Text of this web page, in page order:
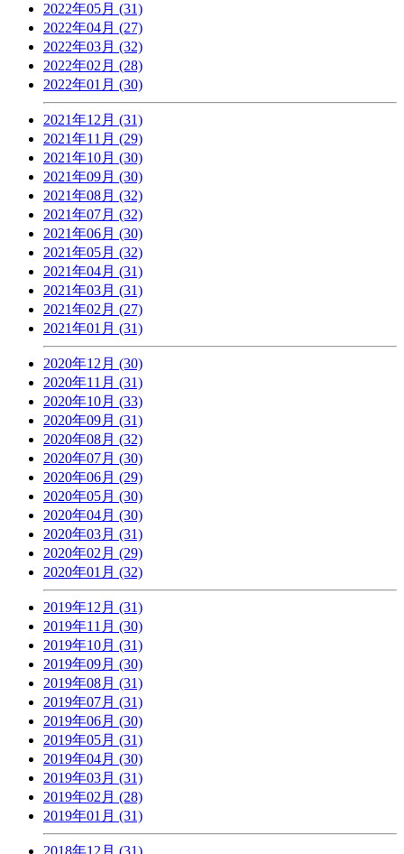
2022年05月 (31)
2022年04月 (27)
2022年03月 (32)
2022年02月 (28)
2022年01月 (30)
2021年12月 (31)
2021年11月 (29)
2021年10月 (30)
2021年09月 (30)
2021年08月 (32)
2021年07月 (32)
2021年06月 (30)
2021年05月 (32)
2021年04月 (31)
2021年03月 (31)
2021年02月 (27)
2021年01月 (31)
2020年12月 (30)
2020年11月 (31)
2020年10月 (33)
2020年09月 (31)
2020年08月 (32)
2020年07月 (30)
2020年06月 (29)
2020年05月 (30)
2020年04月 (30)
2020年03月 (31)
2020年02月 (29)
2020年01月 (32)
2019年12月 (31)
2019年11月 (30)
2019年10月 (31)
2019年09月 (30)
2019年08月 (31)
2019年07月 (31)
2019年06月 (30)
2019年05月 (31)
2019年04月 (30)
2019年03月 (31)
2019年02月 (28)
2019年01月 (31)